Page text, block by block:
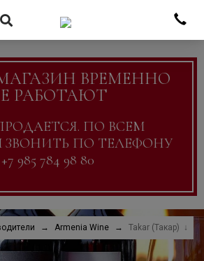
ВРЕМЕННО
РАБОТАЮТ
ПО ВСЕМ
ПО ТЕЛЕФОНУ
+7 985 784 98 80
Armenia Wine Takar (Такар)